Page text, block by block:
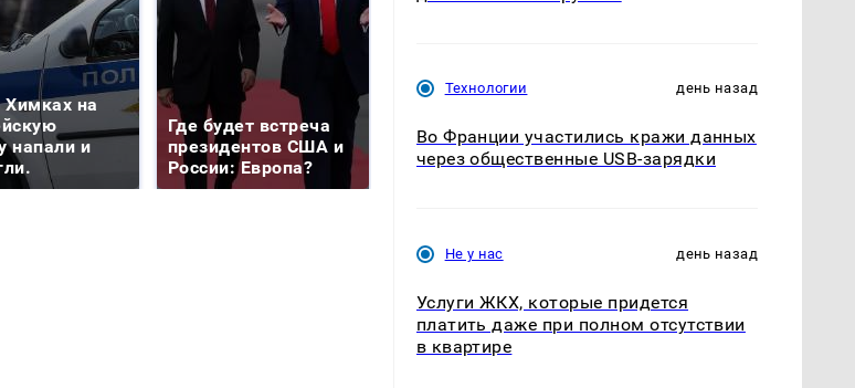
на
напали и
Где будет встреча
президентов США и
России: Европа?
Такую зиму в России
никто не ждал: как
так?!
Как выглядит место
крушение вертолета на
Кавказе: смотреть
Технологии день назад
Во Франции участились кражи данных
через общественные USB-зарядки
Не у нас день назад
Услуги ЖКХ, которые придется
платить даже при полном отсутствии
в квартире